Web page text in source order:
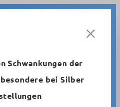
Schwankungen der
bei Silber